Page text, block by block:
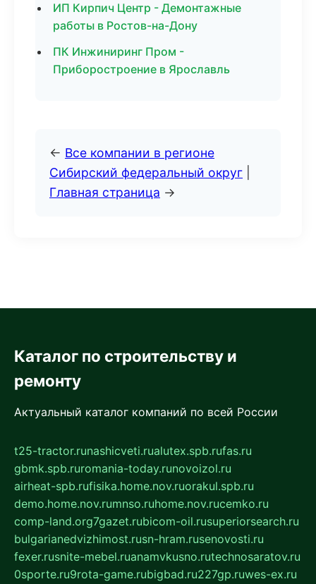
ИП Кирпич Центр - Демонтажные
работы в Ростов-на-Дону
ПК Инжиниринг Пром -
Приборостроение в Ярославль
← Все компании в регионе
Сибирский федеральный округ
Главная страница →
Каталог по строительству и
ремонту
Актуальный каталог компаний по всей России
t25-tractor.runashicveti.rualutex.spb.rufas.ru
gbmk.spb.ruromania-today.runovoizol.ru
airheat-spb.rufisika.home.nov.ruorakul.spb.ru
demo.home.nov.rumnso.ruhome.nov.rucemko.ru
comp-land.org7gazet.rubicom-oil.rusuperiorsearch.ru
bulgarianedvizhimost.rusn-hram.rusenovosti.ru
fexer.rusnite-mebel.ruanamvkusno.rutechnosaratov.ru
0sporte.ru9rota-game.rubigbad.ru227gp.ruwes-ex.ru